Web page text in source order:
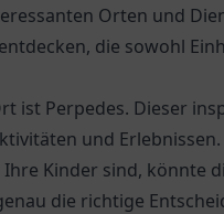
Orten und
die sowohl
ist Perpedes. Dieser
und
Kinder sind, könnte
die richtige